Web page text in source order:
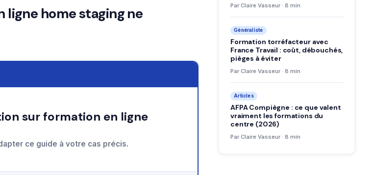
ligne home staging ne
ce guide à votre cas précis.
Par Claire Vasseur · 8 min
Généraliste
Formation torréfacteur avec
France Travail : coût, débouchés,
pièges à éviter
Par Claire Vasseur · 8 min
Articles
AFPA Compiègne : ce que valent
vraiment les formations du
centre (2026)
Par Claire Vasseur · 8 min